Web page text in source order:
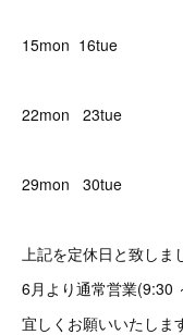
15mon 16tue
22mon 23tue
29mon 30tue
上記を定休日と致しま
6月より通常営業(9:30
宜しくお願いいたしま